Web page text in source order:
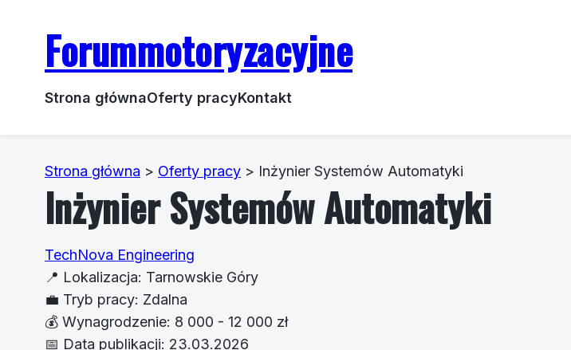
Forummotoryzacyjne
Strona głównaOferty pracyKontakt
Strona główna > Oferty pracy > Inżynier Systemów Automatyki
Inżynier Systemów Automatyki
TechNova Engineering
📍 Lokalizacja: Tarnowskie Góry
💼 Tryb pracy: Zdalna
💰 Wynagrodzenie: 8 000 - 12 000 zł
📅 Data publikacji: 23.03.2026